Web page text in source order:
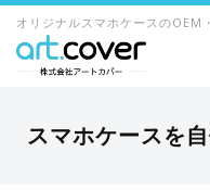
オリジナルスマホケースのOEM
スマホケースを